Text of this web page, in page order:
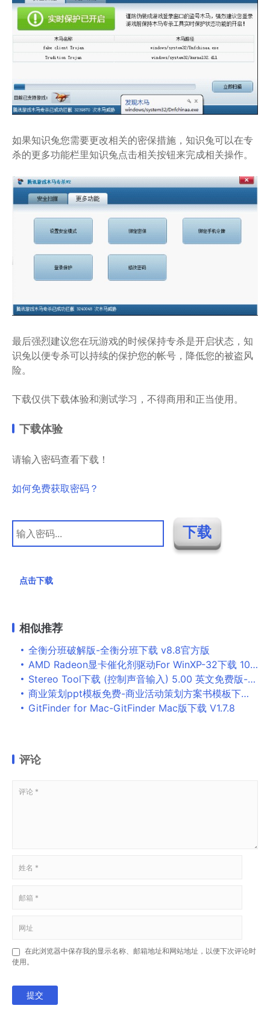
如果知识兔您需要更改相关的密保措施，知识兔可以在专
杀的更多功能栏里知识兔点击相关按钮来完成相关操作。
最后强烈建议您在玩游戏的时候保持专杀是开启状态，知
识兔以便专杀可以持续的保护您的帐号，降低您的被盗风
险。
下载仅供下载体验和测试学习，不得商用和正当使用。
下载体验
请输入密码查看下载！
如何免费获取密码？
点击下载
相似推荐
全衡分班破解版-全衡分班下载 v8.8官方版
AMD Radeon显卡催化剂驱动For WinXP-32下载 10.1版-AMD终于官方发布了新年的第一款
Stereo Tool下载 (控制声音输入) 5.00 英文免费版-Stereo Tool是以超精确
商业策划ppt模板免费-商业活动策划方案书模板下载 免费版
GitFinder for Mac-GitFinder Mac版下载 V1.7.8
评论
在此浏览器中保存我的显示名称、邮箱地址和网站地址，以便下次评论时
使用。
提交